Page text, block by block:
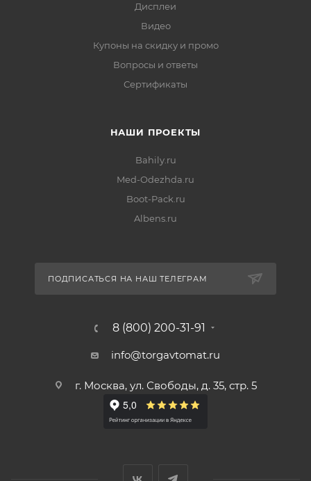
Дисплеи
Видео
Купоны на скидку и промо
Вопросы и ответы
Сертификаты
НАШИ ПРОЕКТЫ
Bahily.ru
Med-Odezhda.ru
Boot-Pack.ru
Albens.ru
ПОДПИСАТЬСЯ НА НАШ ТЕЛЕГРАМ
8 (800) 200-31-91
info@torgavtomat.ru
г. Москва, ул. Свободы, д. 35, стр. 5